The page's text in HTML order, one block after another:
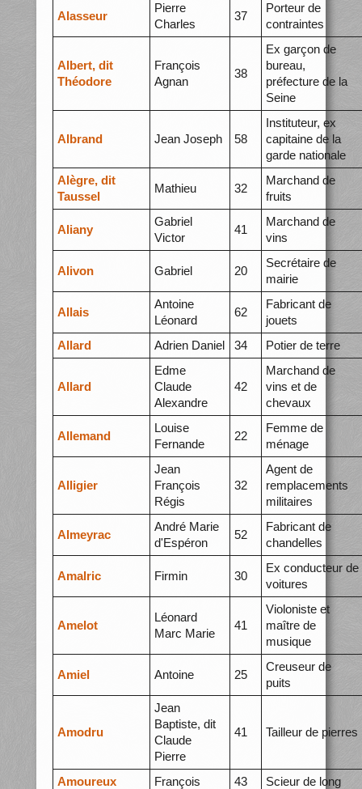
Alasseur
Pierre
Charles
37
Porteur de
contraintes
Albert, dit
Théodore
François
Agnan
38
Ex garçon de
bureau,
préfecture de la
Seine
Albrand Jean Joseph 58
Instituteur, ex
capitaine de la
garde nationale
Alègre, dit
Taussel
Mathieu 32
Marchand de
fruits
Aliany
Gabriel
Victor
41
Marchand de
vins
Alivon Gabriel 20
Secrétaire de
mairie
Allais
Antoine
Léonard
62
Fabricant de
jouets
Allard
Adrien Daniel 34 Potier de terre
Allard
Edme
Claude
Alexandre
42
Marchand de
vins et de
chevaux
Allemand
Louise
Fernande
22
Femme de
ménage
Alligier
Jean
François
Régis
32
Agent de
remplacements
militaires
Almeyrac
André Marie
d'Espéron
52
Fabricant de
chandelles
Amalric Firmin 30
Ex conducteur de
voitures
Amelot
Léonard
Marc Marie
41
Violoniste et
maître de
musique
Amiel Antoine 25
Creuseur de
puits
Amodru
Jean
Baptiste, dit
Claude
Pierre
41 Tailleur de pierres
Amoureux François 43
Scieur de long